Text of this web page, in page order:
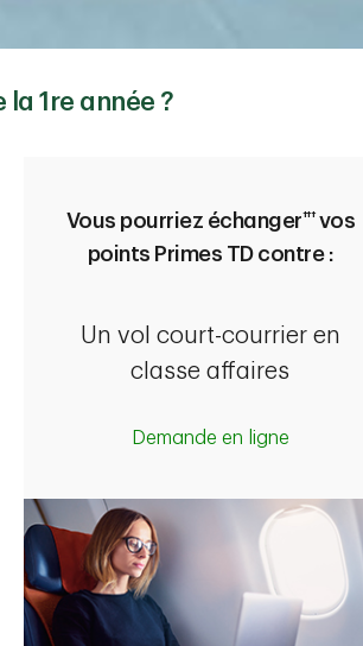
1re année ?
Vous pourriez échanger†††vos
points Primes TD contre :
Un vol court-courrier en
classe affaires
Demande en ligne